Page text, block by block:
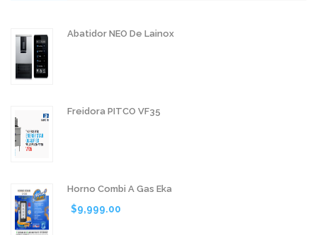
Abatidor NEO De Lainox
Freidora PITCO VF35
Horno Combi A Gas Eka
$9,999.00